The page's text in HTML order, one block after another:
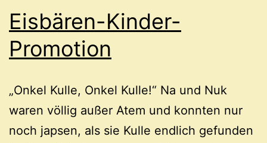
Eisbären-Kinder-
Promotion
„Onkel Kulle, Onkel Kulle!“ Na und Nuk
waren völlig außer Atem und konnten nur
noch japsen, als sie Kulle endlich gefunden